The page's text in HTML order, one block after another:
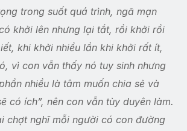
trong suốt quá trình, ngã mạn
khởi lên nhưng lại tắt, rồi khởi rồi
khi khởi nhiều lần khi khởi rất ít,
vì con vẫn thấy nó tuy sinh nhưng
nhiều là tâm muốn chia sẻ và
có ích”, nên con vẫn tùy duyên làm.
chợt nghĩ mỗi người có con đường